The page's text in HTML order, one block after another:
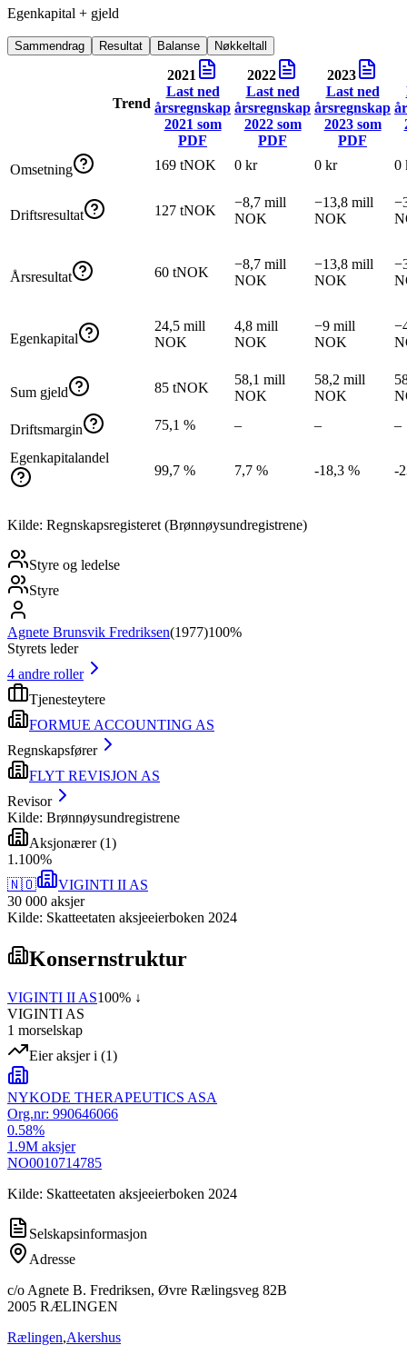
Egenkapital + gjeld
Sammendrag Resultat Balanse Nøkkeltall
Trend
2021
Last ned
årsregnskap
2021 som
PDF
2022
Last ned
årsregnskap
2022som
PDF
2023
Last ned
årsregnskap
2023som
PDF
Omsetning 169 tNOK 0 kr 0 kr 0
Driftsresultat 127 tNOK
−8,7 mill
NOK
−13,8 mill
NOK
Årsresultat 60 tNOK
−8,7 mill
NOK
−13,8 mill
NOK
Egenkapital
24,5 mill
NOK
4,8 mill
NOK
−9 mill
NOK
Sum gjeld 85 tNOK
58,1 mill
NOK
58,2 mill
NOK
Driftsmargin 75,1 % – – –
Egenkapitalandel
99,7 %
7,7 % -18,3 % -
Kilde: Regnskapsregisteret (Brønnøysundregistrene)
Styre og ledelse
Styre
Agnete Brunsvik Fredriksen(1977)100%
Styrets leder
4 andre roller
Tjenesteytere
FORMUE ACCOUNTING AS
Regnskapsfører
FLYT REVISJON AS
Revisor
Kilde: Brønnøysundregistrene
Aksjonærer(1)
1 .100%
🇳🇴
VIGINTI II AS
30 000 aksjer
Kilde: Skatteetaten aksjeeierboken 2024
Konsernstruktur
VIGINTI II AS100% ↓
VIGINTI AS
1 morselskap
Eier aksjer i (1)
NYKODE THERAPEUTICS ASA
Org.nr: 990646066
0.58%
1.9M aksjer
NO0010714785
Kilde: Skatteetaten aksjeeierboken 2024
Selskapsinformasjon
Adresse
c/o Agnete B. Fredriksen, Øvre Rælingsveg 82B
2005 RÆLINGEN
Rælingen,Akershus